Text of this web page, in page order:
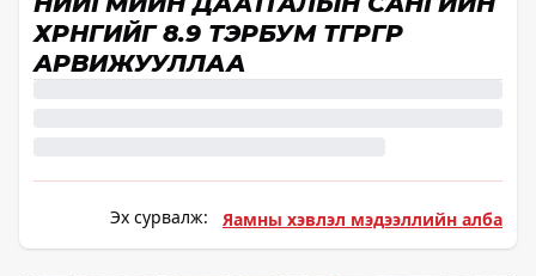
ХӨРӨНГИЙГ 8.9 ТЭРБУМ ТӨГРӨГӨӨР
АРВИЖУУЛЛАА
Эх сурвалж: Яамны хэвлэл мэдээллийн алба